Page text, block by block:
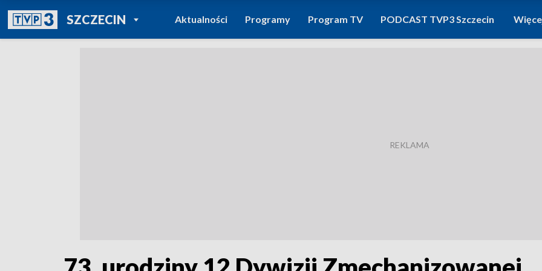
SZCZECINPOWRÓT DO
TVP REGIONY
Aktualności Programy Program TV PODCAST TVP3 Szczecin